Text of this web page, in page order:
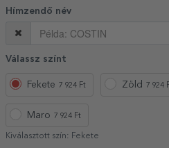
Hímzendő név
Válassz színt
Fekete 7 924 Ft Zöld 7 924
Maro 7 924 Ft
Kiválasztott szín: Fekete